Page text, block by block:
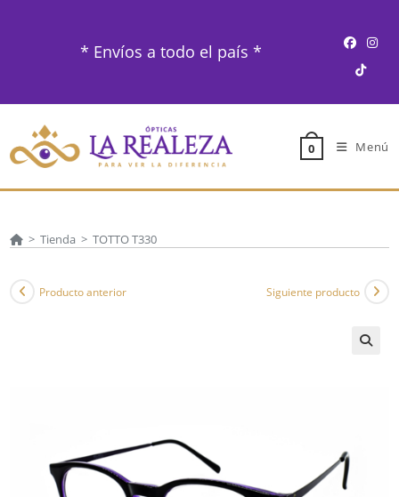
* Envíos a todo el país *
0 Menú
> Tienda > TOTTO T330
Producto anterior Siguiente producto